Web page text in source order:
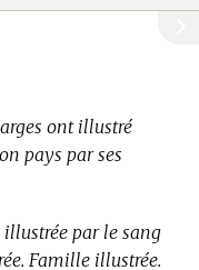
ont illustré
pays par ses
par le sang
Famille illustrée.